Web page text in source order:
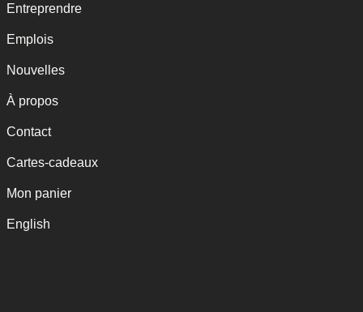
Entreprendre
Emplois
Nouvelles
À propos
Contact
Cartes-cadeaux
Mon panier
English